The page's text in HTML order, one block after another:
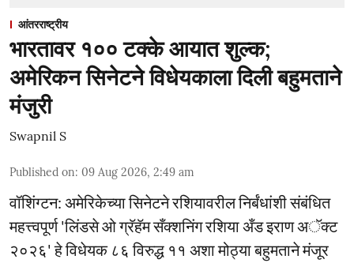
आंतरराष्ट्रीय
भारतावर १०० टक्के आयात शुल्क;
अमेरिकन सिनेटने विधेयकाला दिली बहुमताने
मंजुरी
Swapnil S
Published on: 09 Aug 2026, 2:49 am
वॉशिंग्टन: अमेरिकेच्या सिनेटने रशियावरील निर्बंधांशी संबंधित
महत्त्वपूर्ण 'लिंडसे ओ ग्रॅहॅम सँक्शनिंग रशिया अँड इराण अॅक्ट
२०२६' हे विधेयक ८६ विरुद्ध ११ अशा मोठ्या बहुमताने मंजूर